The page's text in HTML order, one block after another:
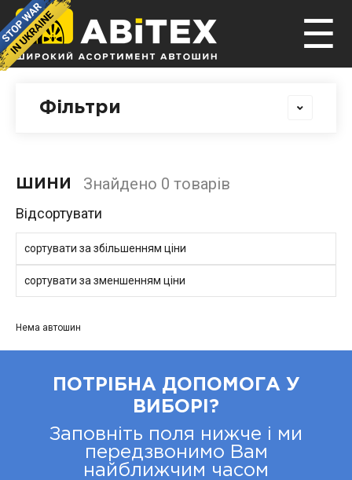
☰
Фільтри
ШИНИ Знайдено 0 товарів
Відсортувати
сортувати за збільшенням ціни
сортувати за зменшенням ціни
Нема автошин
ПОТРІБНА ДОПОМОГА У
ВИБОРІ?
Заповніть поля нижче і ми
передзвонимо Вам
найближчим часом